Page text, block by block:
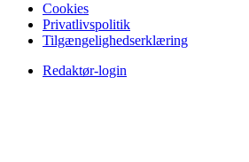
Cookies
Privatlivspolitik
Tilgængelighedserklæring
Redaktør-login